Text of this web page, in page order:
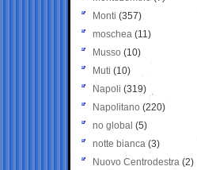
Monti (357)
moschea (11)
Musso (10)
Muti (10)
Napoli (319)
Napolitano (220)
no global (5)
notte bianca (3)
Nuovo Centrodestra (2)